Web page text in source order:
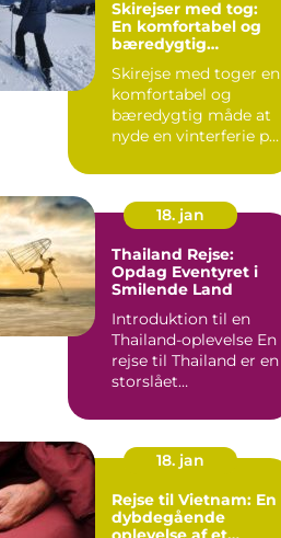
Skirejser med tog:
En komfortabel og
bæredygtig
Skirejse med toger en
komfortabel og
bæredygtig måde at
nyde en vinterferie på.
18. jan
Thailand Rejse:
Opdag Eventyret i
Smilende Land
Introduktion til en
Thailand-oplevelse En
rejse til Thailand er en
storslået
fyldt...
18. jan
Rejse til Vietnam: En
dybdegående